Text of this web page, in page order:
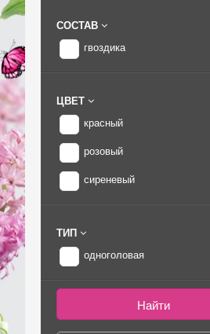
СОСТАВ
гвоздика
ЦВЕТ
красный
розовый
сиреневый
ТИП
одноголовая